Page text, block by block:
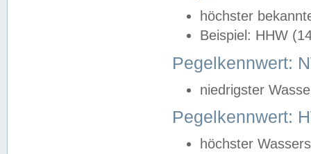
höchster
Beispiel: HHW
Pegelkennwert:
niedrigster
Pegelkennwert:
höchster